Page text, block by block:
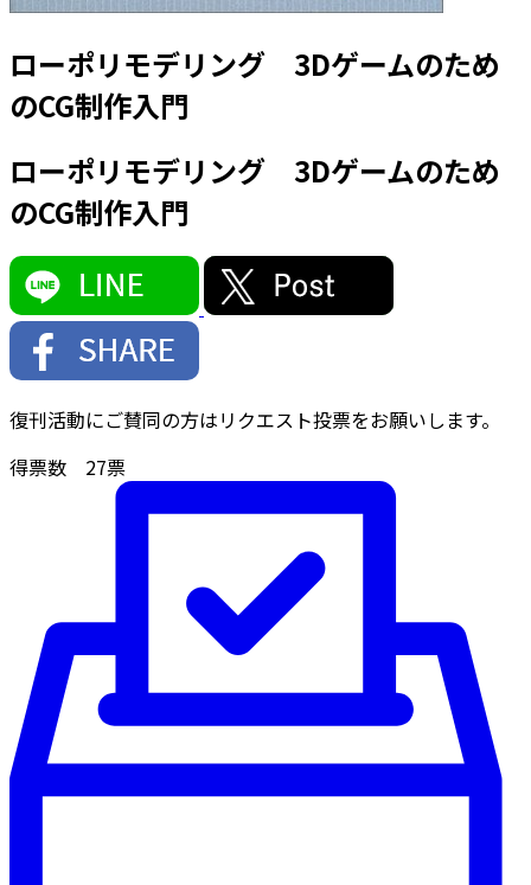
ローポリモデリング 3Dゲームのため
のCG制作入門
ローポリモデリング 3Dゲームのため
のCG制作入門
復刊活動にご賛同の方はリクエスト投票をお願いします。
得票数 27票